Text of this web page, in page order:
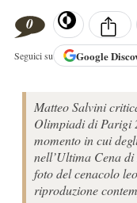
0
Seguici su Google
Matteo Salvini
Olimpiadi di Parigi
momento in cui
nell’Ultima Cena
foto del cenacolo
riproduzione